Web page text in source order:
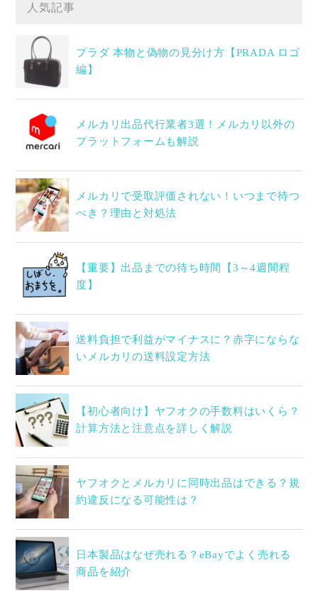
人気記事
プラダ 本物と偽物の見分け方【PRADA ロゴ
編】
メルカリ出品代行業者3選！メルカリ以外の
プラットフォームも解説
メルカリで受取評価されない！いつまで待つ
べき？理由と対処法
【重要】出品までの待ち時間【3～4週間程
度】
送料負担で利益がマイナスに？赤字にならな
いメルカリの送料設定方法
【初心者向け】ヤフオクの手数料はいくら？
計算方法と注意点を詳しく解説
ヤフオクとメルカリに同時出品はできる？規
約違反になる可能性は？
日本製品はなぜ売れる？eBayでよく売れる
商品を紹介